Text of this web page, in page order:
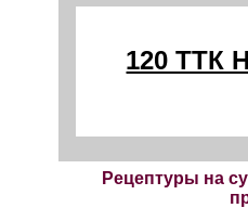
120
Рецептуры на